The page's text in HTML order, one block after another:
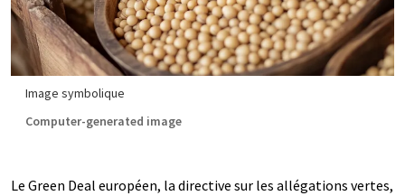
Image symbolique
Computer-generated image
Le Green Deal européen, la directive sur les allégations vertes,